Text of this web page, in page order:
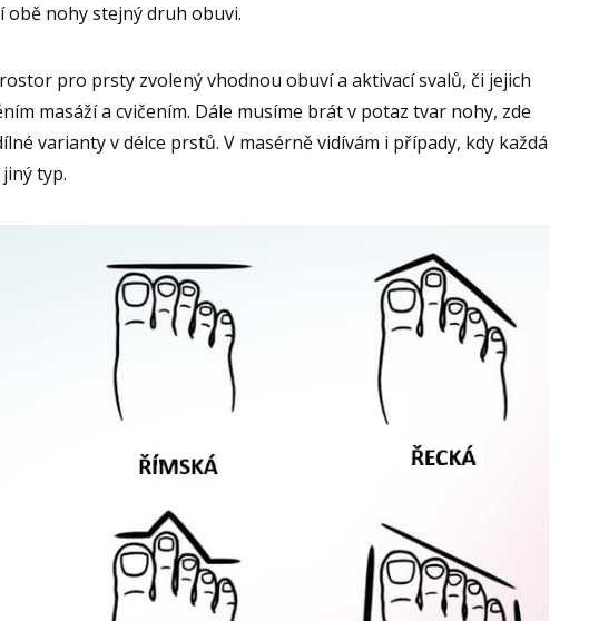
obě nohy stejný druh obuvi.
pro prsty zvolený vhodnou obuví a aktivací svalů, či jejich
masáží a cvičením. Dále musíme brát v potaz tvar nohy, zde
varianty v délce prstů. V masérně vidívám i případy, kdy každá
typ.